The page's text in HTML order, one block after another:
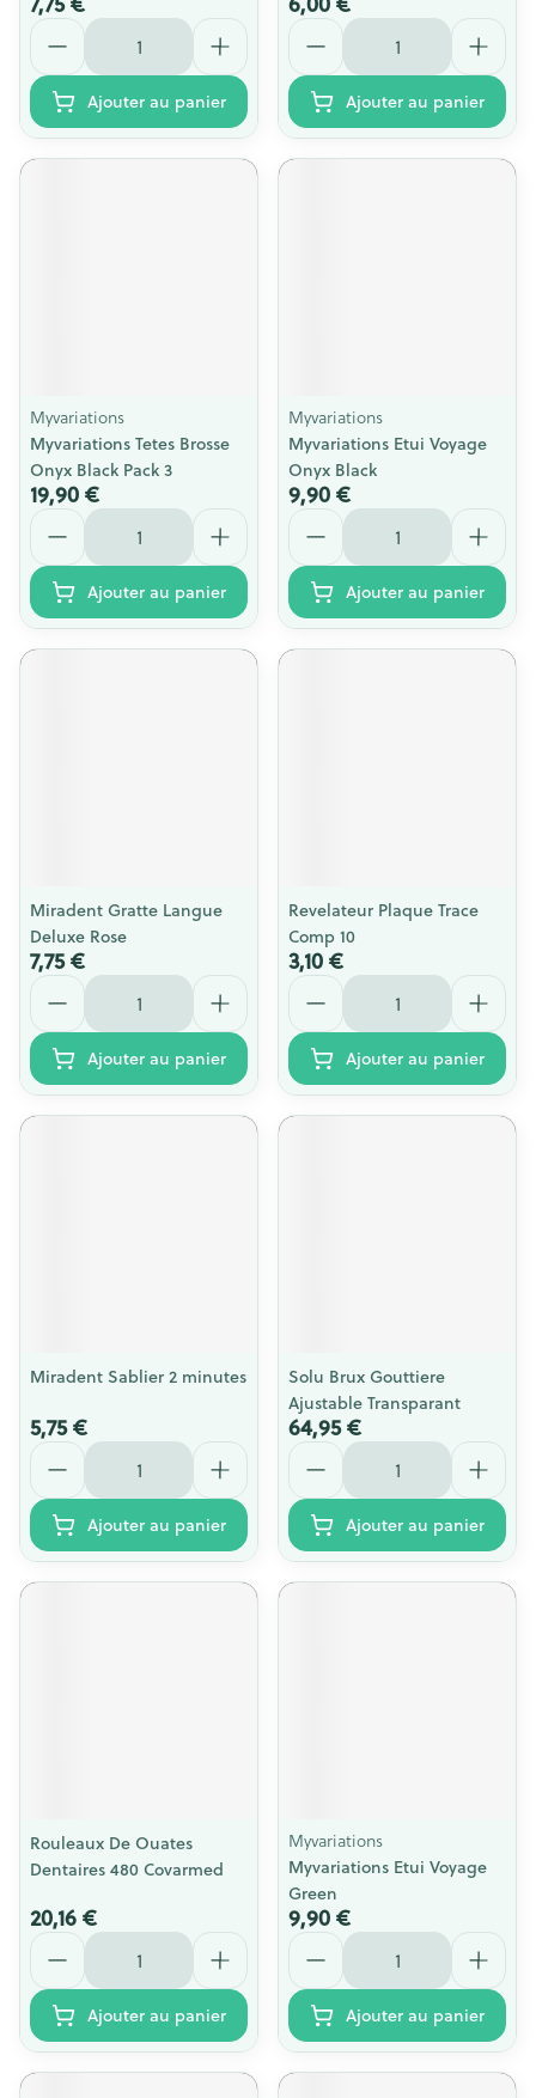
Quantité
Ajouter au panier
Quantité
Ajouter au panier
Myvariations
Myvariations Tetes Brosse
Onyx Black Pack 3
19,90 €
Quantité
Ajouter au panier
Myvariations
Myvariations Etui Voyage
Onyx Black
9,90 €
Quantité
Ajouter au panier
Miradent Gratte Langue
Deluxe Rose
7,75 €
Quantité
Ajouter au panier
Revelateur Plaque Trace
Comp 10
3,10 €
Quantité
Ajouter au panier
Miradent Sablier 2 minutes
5,75 €
Quantité
Ajouter au panier
Solu Brux Gouttiere
Ajustable Transparant
64,95 €
Quantité
Ajouter au panier
Rouleaux De Ouates
Dentaires 480 Covarmed
20,16 €
Quantité
Ajouter au panier
Myvariations
Myvariations Etui Voyage
Green
9,90 €
Quantité
Ajouter au panier